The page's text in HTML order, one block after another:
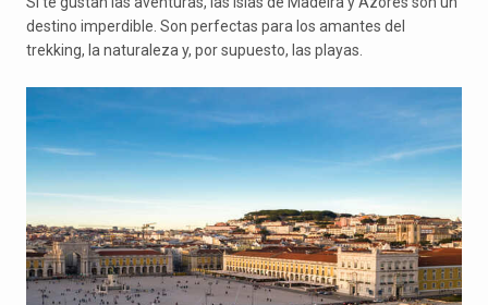
destino imperdible. Son perfectas para los amantes del
trekking, la naturaleza y, por supuesto, las playas.